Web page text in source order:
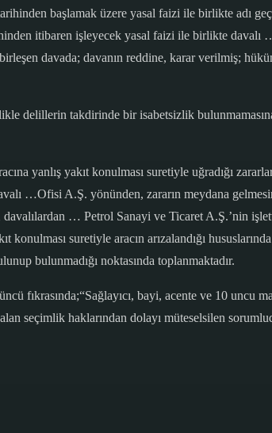
başlamak üzere yasal faizi ile birlikte adı
itibaren işleyecek yasal faizi ile birlikte davalı
davada; davanın reddine, karar verilmiş;
delillerin takdirinde bir isabetsizlik
yanlış yakıt konulması suretiyle uğradığı
…Ofisi A.Ş. yönünden, zararın meydana
… Petrol Sanayi ve Ticaret A.Ş.’nin
suretiyle aracın arızalandığı
bulunmadığı noktasında toplanmaktadır.
fıkrasında;“Sağlayıcı, bayi, acente ve 10 uncu
seçimlik haklarından dolayı müteselsilen